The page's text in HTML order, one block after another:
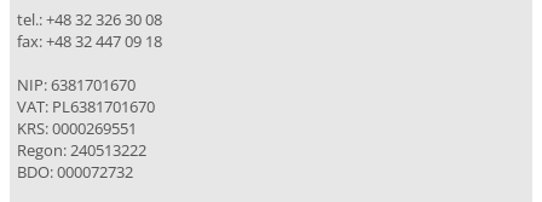
tel.: +48 32 326 30 08
fax: +48 32 447 09 18
NIP: 6381701670
VAT: PL6381701670
KRS: 0000269551
Regon: 240513222
BDO: 000072732